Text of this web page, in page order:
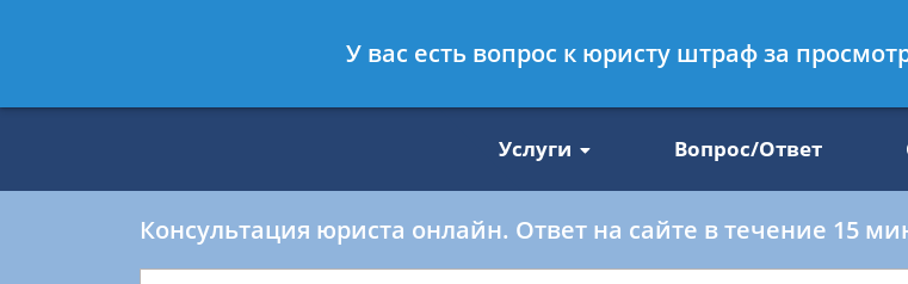
8 812 509-27-47
Услуги Вопрос/Ответ
Консультация юриста онлайн. Ответ на сайте в течение 15
У вас есть вопрос к юристу штраф за